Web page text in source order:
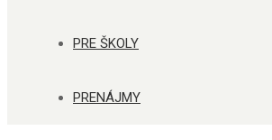
PRE ŠKOLY
PRENÁJMY